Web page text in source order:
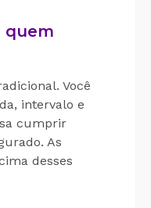
quem
Você
intervalo e
cumprir
As
desses